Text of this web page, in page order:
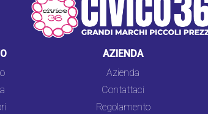
AZIENDA
Azienda
Contattaci
Regolamento